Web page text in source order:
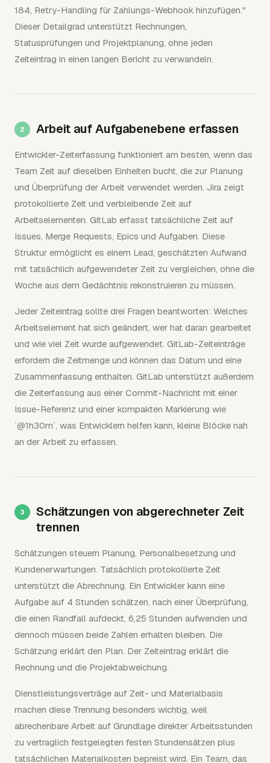
184, Retry-Handling für Zahlungs-Webhook hinzufügen."
Dieser Detailgrad unterstützt Rechnungen,
Statusprüfungen und Projektplanung, ohne jeden
Zeiteintrag in einen langen Bericht zu verwandeln.
Arbeit auf Aufgabenebene erfassen
Entwickler-Zeiterfassung funktioniert am besten, wenn das
Team Zeit auf dieselben Einheiten bucht, die zur Planung
und Überprüfung der Arbeit verwendet werden. Jira zeigt
protokollierte Zeit und verbleibende Zeit auf
Arbeitselementen. GitLab erfasst tatsächliche Zeit auf
Issues, Merge Requests, Epics und Aufgaben. Diese
Struktur ermöglicht es einem Lead, geschätzten Aufwand
mit tatsächlich aufgewendeter Zeit zu vergleichen, ohne die
Woche aus dem Gedächtnis rekonstruieren zu müssen.
Jeder Zeiteintrag sollte drei Fragen beantworten: Welches
Arbeitselement hat sich geändert, wer hat daran gearbeitet
und wie viel Zeit wurde aufgewendet. GitLab-Zeiteinträge
erfordern die Zeitmenge und können das Datum und eine
Zusammenfassung enthalten. GitLab unterstützt außerdem
die Zeiterfassung aus einer Commit-Nachricht mit einer
Issue-Referenz und einer kompakten Markierung wie
`@1h30m`, was Entwicklern helfen kann, kleine Blöcke nah
an der Arbeit zu erfassen.
Schätzungen von abgerechneter Zeit
trennen
Schätzungen steuern Planung, Personalbesetzung und
Kundenerwartungen. Tatsächlich protokollierte Zeit
unterstützt die Abrechnung. Ein Entwickler kann eine
Aufgabe auf 4 Stunden schätzen, nach einer Überprüfung,
die einen Randfall aufdeckt, 6,25 Stunden aufwenden und
dennoch müssen beide Zahlen erhalten bleiben. Die
Schätzung erklärt den Plan. Der Zeiteintrag erklärt die
Rechnung und die Projektabweichung.
Dienstleistungsverträge auf Zeit- und Materialbasis
machen diese Trennung besonders wichtig, weil
abrechenbare Arbeit auf Grundlage direkter Arbeitsstunden
zu vertraglich festgelegten festen Stundensätzen plus
tatsächlichen Materialkosten bepreist wird. Ein Team, das